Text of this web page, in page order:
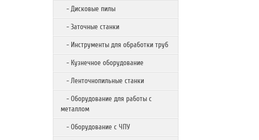
- Дисковые пилы
- Заточные станки
- Инструменты для обработки труб
- Кузнечное оборудование
- Ленточнопильные станки
- Оборудование для работы с
металлом
- Оборудование с ЧПУ